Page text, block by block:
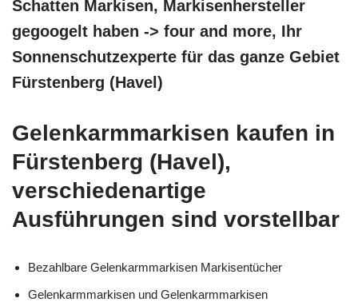
Schatten Markisen, Markisenhersteller
gegoogelt haben -> four and more, Ihr
Sonnenschutzexperte für das ganze Gebiet
Fürstenberg (Havel)
Gelenkarmmarkisen kaufen in
Fürstenberg (Havel),
verschiedenartige
Ausführungen sind vorstellbar
Bezahlbare Gelenkarmmarkisen Markisentücher
Gelenkarmmarkisen und Gelenkarmmarkisen